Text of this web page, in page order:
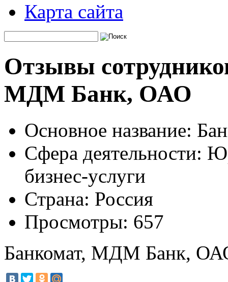
Карта сайта
Отзывы
МДМ Банк, ОАО
Основное название:
Сфера деятельности:
бизнес-услуги
Страна: Россия
Просмотры: 657
Банкомат, МДМ Банк,